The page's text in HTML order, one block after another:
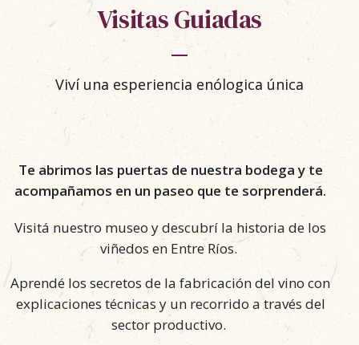
Visitas Guiadas
Viví una esperiencia enólogica única
Te abrimos las puertas de nuestra bodega y te
acompañamos en un paseo que te sorprenderá.
Visitá nuestro museo y descubrí la historia de los
viñedos en Entre Ríos.
Aprendé los secretos de la fabricación del vinocon
explicaciones técnicas y un recorrido a través del
sector productivo.